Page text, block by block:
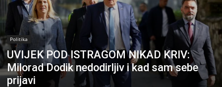
Politika
UVIJEK POD ISTRAGOM NIKAD KRIV:
Milorad Dodik nedodirljiv i kad sam sebe
prijavi